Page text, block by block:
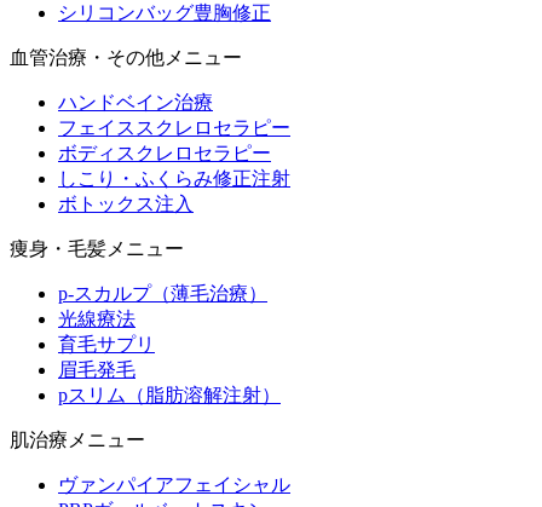
シリコンバッグ豊胸修正
血管治療・その他メニュー
ハンドベイン治療
フェイススクレロセラピー
ボディスクレロセラピー
しこり・ふくらみ修正注射
ボトックス注入
痩身・毛髪メニュー
p-スカルプ（薄毛治療）
光線療法
育毛サプリ
眉毛発毛
pスリム（脂肪溶解注射）
肌治療メニュー
ヴァンパイアフェイシャル